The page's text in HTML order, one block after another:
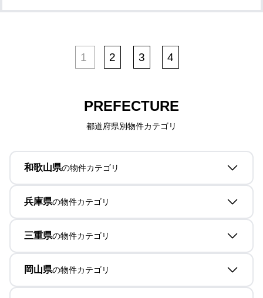
1 2 3 4
PREFECTURE
都道府県別物件カテゴリ
和歌山県の物件カテゴリ
兵庫県の物件カテゴリ
三重県の物件カテゴリ
岡山県の物件カテゴリ